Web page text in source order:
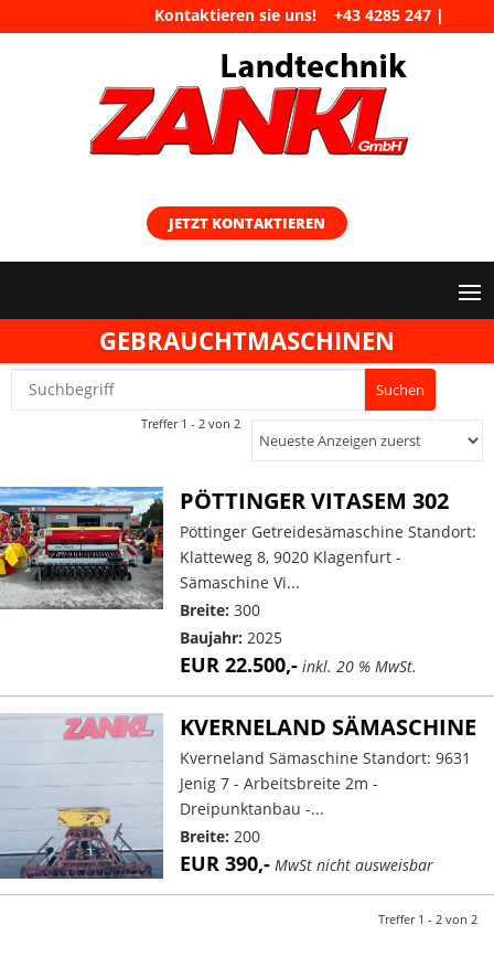
Kontaktieren sie uns!+43 4285 247 |
maschinen@landtechnik-zankl.at
JETZT KONTAKTIEREN
GEBRAUCHTMASCHINEN
Treffer 1 - 2 von 2
PÖTTINGER VITASEM 302
Pöttinger Getreidesämaschine Standort:
Klatteweg 8, 9020 Klagenfurt -
Sämaschine Vi...
Breite: 300
Baujahr: 2025
EUR 22.500,- inkl. 20 % MwSt.
KVERNELAND SÄMASCHINE
Kverneland Sämaschine Standort: 9631
Jenig 7 - Arbeitsbreite 2m -
Dreipunktanbau -...
Breite: 200
EUR 390,- MwSt nicht ausweisbar
Treffer 1 - 2 von 2